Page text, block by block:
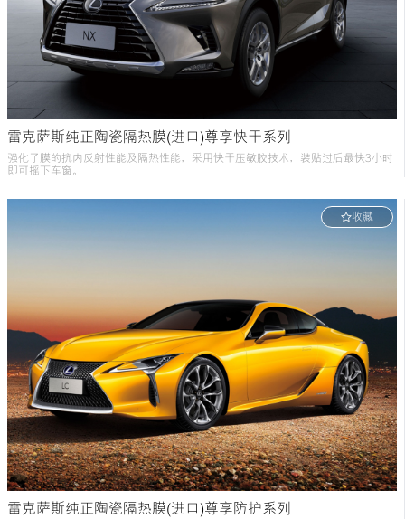
雷克萨斯纯正陶瓷隔热膜(进口)尊享快干系列
强化了膜的抗内反射性能及隔热性能，采用快干压敏胶技术，装贴过后最快3小时
即可摇下车窗。
雷克萨斯纯正陶瓷隔热膜(进口)尊享防护系列
收藏